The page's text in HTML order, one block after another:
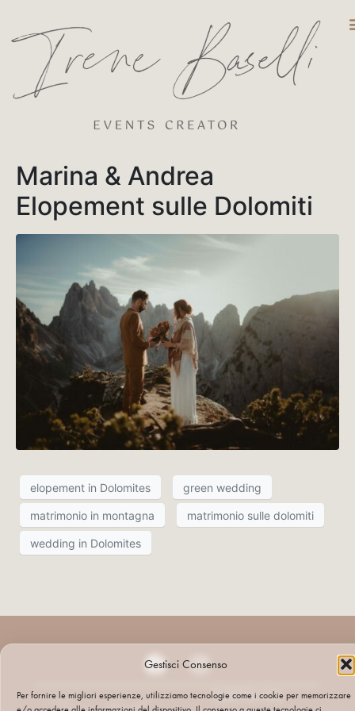
Gestisci Consenso
Per fornire le migliori esperienze, utilizziamo tecnologie come i cookie per memorizzare
Marina & Andrea
Elopement sulle Dolomiti
elopement in Dolomites green wedding
matrimonio in montagna matrimonio sulle dolomiti
wedding in Dolomites
PARTITA IVA: